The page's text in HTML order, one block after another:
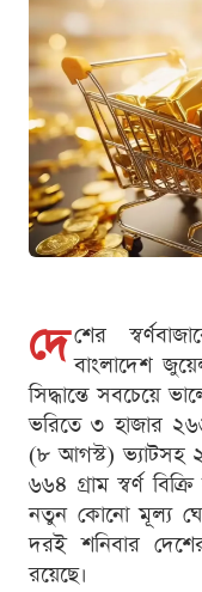
দে শের
বাংলাদেশ
সিদ্ধান্তে সবচেয়ে
ভরিতে ৩ হাজার
(৮ আগস্ট) ভ্যাটসহ
৬৬৪ গ্রাম স্বর্ণ
নতুন কোনো মূল্য
দরই শনিবার
রয়েছে।